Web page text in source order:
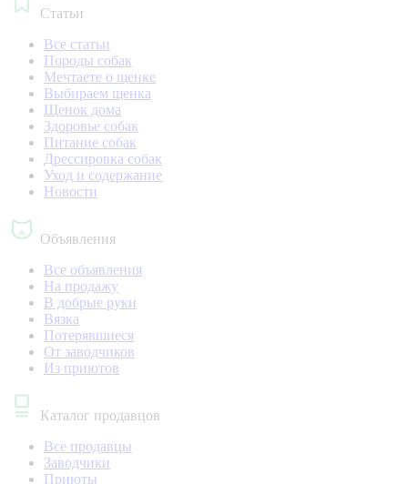
Статьи
Все статьи
Породы собак
Мечтаете о щенке
Выбираем щенка
Щенок дома
Здоровье собак
Питание собак
Дрессировка собак
Уход и содержание
Новости
Объявления
Все объявления
На продажу
В добрые руки
Вязка
Потерявшиеся
От заводчиков
Из приютов
Каталог продавцов
Все продавцы
Заводчики
Приюты